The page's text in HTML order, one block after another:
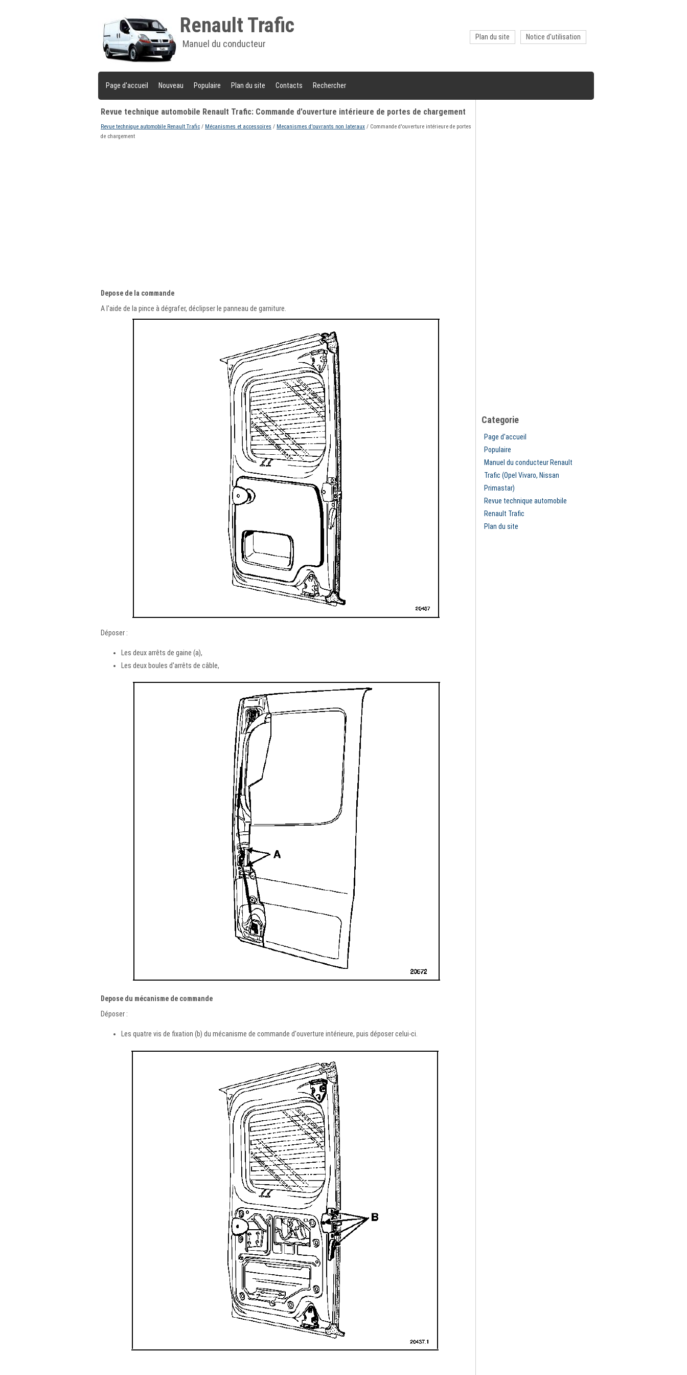
Renault Trafic
Manuel du conducteur
Notice d'utilisation
Plan du site
Page d'accueil Nouveau Populaire Plan du site Contacts Rechercher
Revue technique automobile Renault Trafic: Commande d'ouverture intérieure de portes de chargement
Revue technique automobile Renault Trafic / Mécanismes et accessoires / Mecanismes d'ouvrants non lateraux / Commande d'ouverture intérieure de portes
de chargement
Depose de la commande
A l'aide de la pince à dégrafer, déclipser le panneau de garniture.
Déposer :
Les deux arrêts de gaine (a),
Les deux boules d'arrêts de câble,
Depose du mécanisme de commande
Déposer :
Les quatre vis de fixation (b) du mécanisme de commande d'ouverture intérieure, puis déposer celui-ci.
Categorie
Page d'accueil
Populaire
Manuel du conducteur Renault
Trafic (Opel Vivaro, Nissan
Primastar)
Revue technique automobile
Renault Trafic
Plan du site